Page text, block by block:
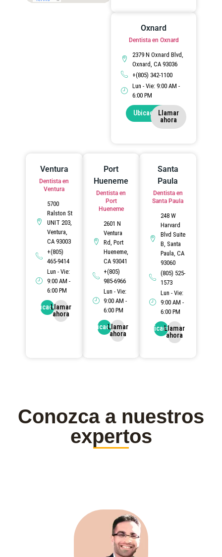
Oxnard
Dentista en Oxnard
2379 N Oxnard Blvd,
Oxnard, CA 93036
+(805) 342-1100
Lun - Vie: 9:00 AM -
6:00 PM
UbicaciónLlamar
ahora
Ventura
Dentista en
Ventura
5700
Ralston St
UNIT 203,
Ventura,
CA 93003
+(805)
465-9414
Lun - Vie:
9:00 AM -
6:00 PM
Ubicación
Llamar
ahora
Port
Hueneme
Dentista en
Port
Hueneme
2601 N
Ventura
Rd, Port
Hueneme,
CA 93041
+(805)
985-6966
Lun - Vie:
9:00 AM -
6:00 PM
Ubicación
Llamar
ahora
Santa
Paula
Dentista en
Santa Paula
248 W
Harvard
Blvd Suite
B, Santa
Paula, CA
93060
(805) 525-
1573
Lun - Vie:
9:00 AM -
6:00 PM
Ubicación
Llamar
ahora
Conozca a nuestros
expertos